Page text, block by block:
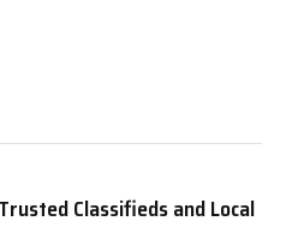
Classifieds and Local